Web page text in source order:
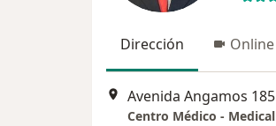
Dirección Online
Centro Médico -